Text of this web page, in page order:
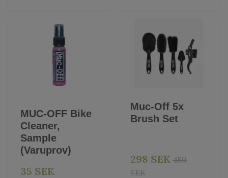
MUC-OFF Bike
Cleaner,
Sample
(Varuprov)
35 SEK
Muc-Off 5x
Brush Set
298 SEK 459
SEK